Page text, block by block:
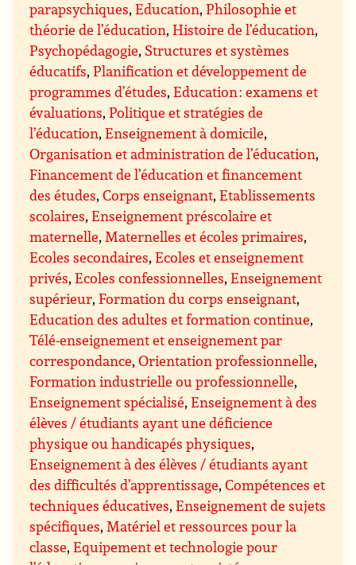
parapsychiques,Education,Philosophie et
théorie de l’éducation,Histoire de l’éducation,
Psychopédagogie, Structures et systèmes
éducatifs,Planification et développement de
programmes d’études,Education : examens et
évaluations,Politique et stratégies de
l’éducation,Enseignement à domicile,
Organisation et administration de l’éducation,
Financement de l’éducation et financement
des études,Corps enseignant,Etablissements
scolaires,Enseignement préscolaire et
maternelle,Maternelles et écoles primaires,
Ecoles secondaires,Ecoles et enseignement
privés,Ecoles confessionnelles,Enseignement
supérieur,Formation du corps enseignant,
Education des adultes et formation continue,
Télé-enseignement et enseignement par
correspondance,Orientation professionnelle,
Formation industrielle ou professionnelle,
Enseignement spécialisé,Enseignement à des
élèves / étudiants ayant une déficience
physique ou handicapés physiques,
Enseignement à des élèves / étudiants ayant
des difficultés d’apprentissage,Compétences et
techniques éducatives,Enseignement de sujets
spécifiques,Matériel et ressources pour la
classe,Equipement et technologie pour